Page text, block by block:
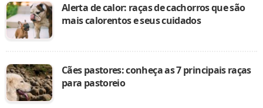
Alerta de calor: raças de cachorros que são
mais calorentos e seus cuidados
Cães pastores: conheça as 7 principais raças
para pastoreio